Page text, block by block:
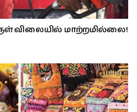
விலையில் மாற்றமில்லை!